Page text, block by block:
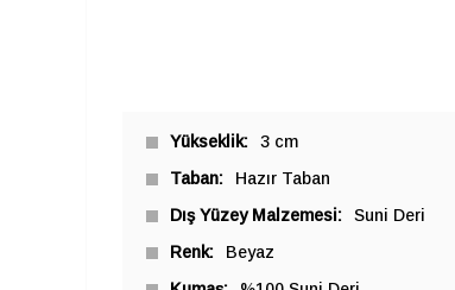
Yükseklik
3 cm
Taban
Hazır Taban
Dış Yüzey Malzemesi
Suni Deri
Renk
Beyaz